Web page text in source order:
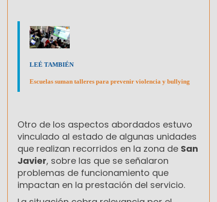
LEÉ TAMBIÉN
Escuelas suman talleres para prevenir violencia y bullying
Otro de los aspectos abordados estuvo
vinculado al estado de algunas unidades
que realizan recorridos en la zona de San
Javier, sobre las que se señalaron
problemas de funcionamiento que
impactan en la prestación del servicio.